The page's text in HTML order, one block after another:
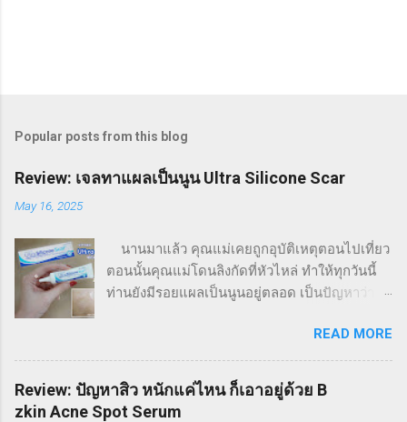
Popular posts from this blog
Review: เจลทาแผลเป็นนูน Ultra Silicone Scar
May 16, 2025
นานมาแล้ว คุณแม่เคยถูกอุบัติเหตุตอนไปเที่ยว
ตอนนั้นคุณแม่โดนลิงกัดที่หัวไหล่ ทำให้ทุกวันนี้
ท่านยังมีรอยแผลเป็นนูนอยู่ตลอด เป็นปัญหาว่าจะ
จากรอยแผลเป็นนูนที่เหลือทิ้งไว้ แม้ว่าเหตุการณ์
จะผ่านมานานมากแล้วก็ตาม พอดีเราเห็นเจลลด
รอยแผลเป็น เลยลองซื้อมาให้แม่ใช้ดู แล้ววันนี้จะ
มารีวิวว่าใช้แล้วเป็นยังไงบ้างค่ะ เจลทาแก้รอย
READ MORE
Review: ปัญหาสิว หนักแค่ไหน ก็เอาอยู่ด้วย B
zkin Acne Spot Serum